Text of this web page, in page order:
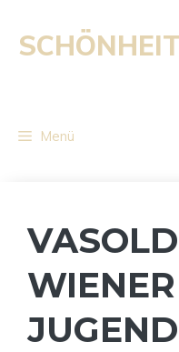
Inhalt
springen
Menü
WIENER